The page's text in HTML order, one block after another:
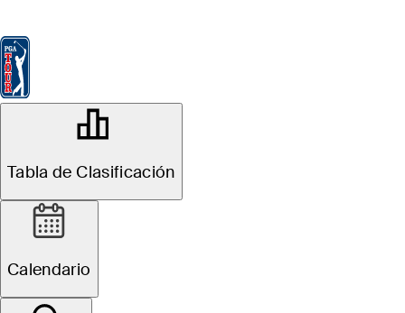
Tabla de Clasificación
Calendario
Grant Thornton Invitational
Sitio Web